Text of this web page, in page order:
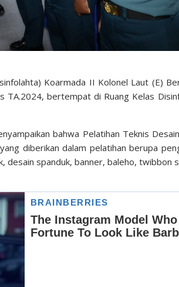
Koarmada II Kolonel Laut (E)
TA.2024, bertempat di Ruang Kelas
bahwa Pelatihan Teknis
diberikan dalam pelatihan berupa
spanduk, banner, baleho, twibbon